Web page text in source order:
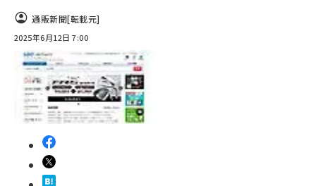
通販新聞[転載元]
2025年6月12日 7:00